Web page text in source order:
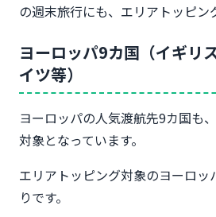
の週末旅行にも、エリアトッピン
ヨーロッパ9カ国（イギリ
イツ等）
ヨーロッパの人気渡航先9カ国も
対象となっています。
エリアトッピング対象のヨーロ
りです。